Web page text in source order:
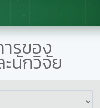
รของ
ะนักวิจัย